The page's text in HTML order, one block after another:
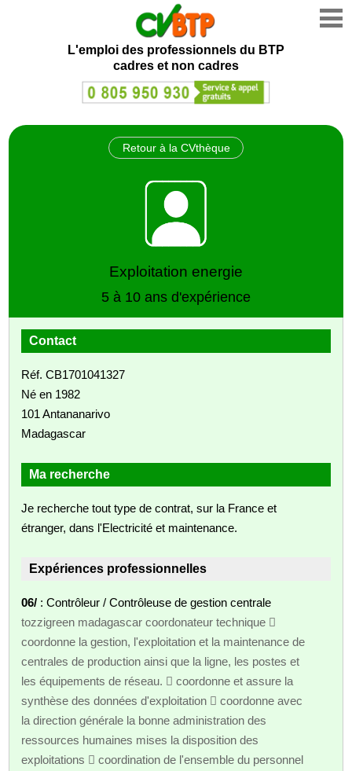
L'emploi des professionnels du BTP
cadres et non cadres
Retour à la CVthèque
Exploitation energie
5 à 10 ans d'expérience
Contact
Réf. CB1701041327
Né en 1982
101 Antananarivo
Madagascar
Ma recherche
Je recherche tout type de contrat, sur la France et
étranger, dans l'Electricité et maintenance.
Expériences professionnelles
06/ : Contrôleur / Contrôleuse de gestion centrale
tozzigreen madagascar coordonateur technique 
coordonne la gestion, l'exploitation et la maintenance de
centrales de production ainsi que la ligne, les postes et
les équipements de réseau.  coordonne et assure la
synthèse des données d'exploitation  coordonne avec
la direction générale la bonne administration des
ressources humaines mises la disposition des
exploitations  coordination de l'ensemble du personnel